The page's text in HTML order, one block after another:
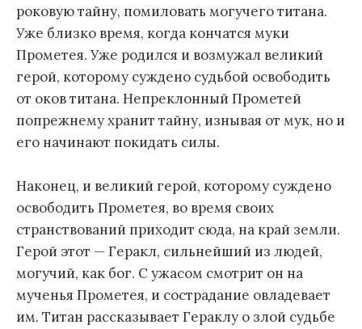
роковую тайну, помиловать могучего титана.
Уже близко время, когда кончатся муки
Прометея. Уже родился и возмужал великий
герой, которому суждено судьбой освободить
от оков титана. Непреклонный Прометей
попрежнему хранит тайну, изнывая от мук, но и
его начинают покидать силы.
Наконец, и великий герой, которому суждено
освободить Прометея, во время своих
странствований приходит сюда, на край земли.
Герой этот — Геракл, сильнейший из людей,
могучий, как бог. С ужасом смотрит он на
мученья Прометея, и сострадание овладевает
им. Титан рассказывает Гераклу о злой судьбе